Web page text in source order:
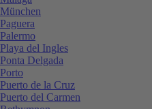
München
Paguera
Palermo
Playa del Ingles
Ponta Delgada
Porto
Puerto de la Cruz
Puerto del Carmen